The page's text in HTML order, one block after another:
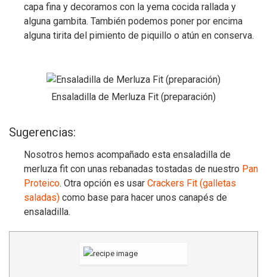
capa fina y decoramos con la yema cocida rallada y
alguna gambita. También podemos poner por encima
alguna tirita del pimiento de piquillo o atún en conserva.
Ensaladilla de Merluza Fit (preparación)
Sugerencias:
Nosotros hemos acompañado esta ensaladilla de
merluza fit con unas rebanadas tostadas de nuestro Pan
Proteico. Otra opción es usar Crackers Fit (galletas
saladas) como base para hacer unos canapés de
ensaladilla.